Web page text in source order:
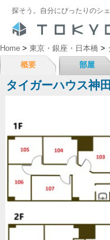
探そう。自分にぴったりのシェ
Home > 東京・銀座・日本橋 >
概要
部屋
タイガーハウス神田